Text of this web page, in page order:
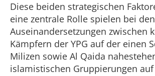
Diese beiden strategischen
eine zentrale Rolle spielen bei den
Auseinandersetzungen zwischen
Kämpfern der YPG auf der einen
Milizen sowie Al Qaida
islamistischen Gruppierungen